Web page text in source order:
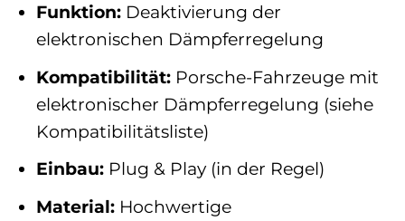
Funktion:Deaktivierung der
elektronischen Dämpferregelung
Kompatibilität:Porsche-Fahrzeuge mit
elektronischer Dämpferregelung (siehe
Kompatibilitätsliste)
Einbau:Plug & Play (in der Regel)
Material:Hochwertige